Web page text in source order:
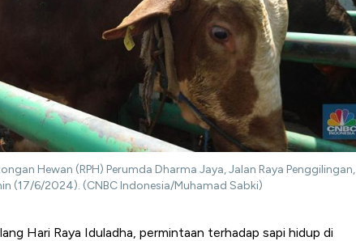
Hewan (RPH) Perumda Dharma Jaya, Jalan Raya Penggilingan,
(17/6/2024). (CNBC Indonesia/Muhamad Sabki)
Hari Raya Iduladha, permintaan terhadap sapi hidup di